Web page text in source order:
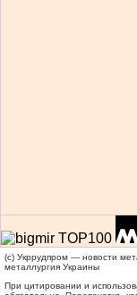
(c) Укррудпром — новости
металлургия Украины
При цитировании и